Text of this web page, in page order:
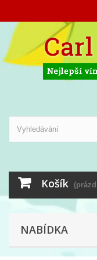
Košík
NABÍDKA